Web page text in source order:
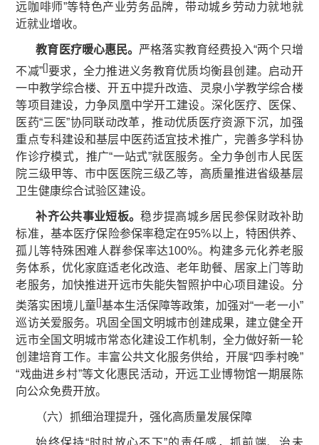
远咖啡师”等特色产业劳务品牌，带动城乡劳动力就地就
近就业增收。
教育医疗暖心惠民。 严格落实教育经费投入“两个只增
不减”[]要求，全力推进义务教育优质均衡县创建。启动开
一中教学综合楼、开五中提升改造、灵泉小学教学综合楼
等项目建设，力争凤凰中学开工建设。深化医疗、医保、
医药“三医”协同联动改革，推动优质医疗资源下沉，加强
重点专科建设和基层中医药适宜技术推广，完善多学科协
作诊疗模式，推广“一站式”就医服务。全力争创市人民医
院三级甲等、市中医医院三级乙等，高质量推进省级基层
卫生健康综合试验区建设。
补齐公共事业短板。稳步提高城乡居民参保财政补助
标准，基本医疗保险参保率稳定在95%以上，特困供养、
孤儿等特殊困难人群参保率达100%。构建多元化养老服
务体系，优化家庭适老化改造、老年助餐、居家上门等助
老服务，加快推进开远市失能失智照护中心项目建设。分
类落实困境儿童[]基本生活保障等政策，加强对“一老一小”
巡访关爱服务。巩固全国文明城市创建成果，建立健全开
远市全国文明城市常态化建设工作机制，全力做好新一轮
创建培育工作。丰富公共文化服务供给，开展“四季村晚”
“戏曲进乡村”等文化惠民活动，开远工业博物馆一期展陈
向公众免费开放。
（六）抓细治理提升，强化高质量发展保障
始终保持“时时放心不下”的责任感，抓前端、治未